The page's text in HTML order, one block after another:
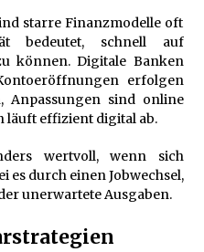
starre Finanzmodelle oft
bedeutet, schnell auf
können. Digitale Banken
erfolgen
Anpassungen sind online
läuft effizient digital ab.
wertvoll, wenn sich
es durch einen Jobwechsel,
unerwartete Ausgaben.